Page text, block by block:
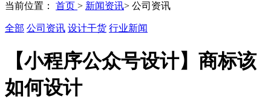
当前位置： 首页 > 新闻资讯> 公司资讯
全部 公司资讯 设计干货 行业新闻
【小程序公众号设计】商标该
如何设计